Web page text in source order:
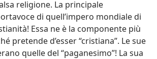
religione. La principale
di quell’impero mondiale di
Essa ne è la componente più
pretende d’esser “cristiana”. Le sue
quelle del “paganesimo”! La sua